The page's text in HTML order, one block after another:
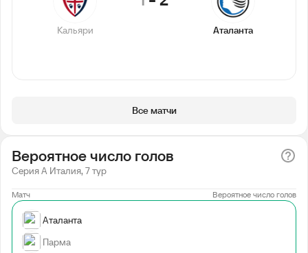
Кальяри Аталанта
Все матчи
Вероятное число голов
Серия А Италия, 7 тур
Матч Вероятное число голов
Аталанта
Парма